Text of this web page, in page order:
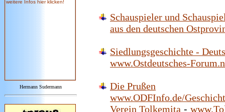
Hermann Sudermann
Schauspieler und
aus den deutschen
Siedlungsgeschichte -
www.Ostdeutsches-
Die Prußen
www.ODFInfo.de/
Verein Tolkemita -